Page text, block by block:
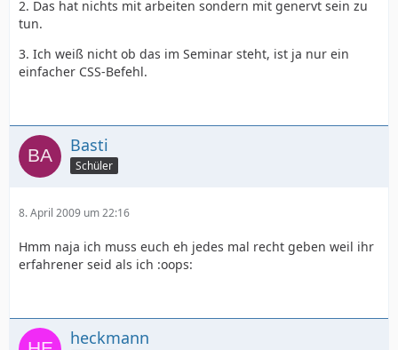
2. Das hat nichts mit arbeiten sondern mit genervt sein zu
tun.
3. Ich weiß nicht ob das im Seminar steht, ist ja nur ein
einfacher CSS-Befehl.
Basti
Schüler
8. April 2009 um 22:16
Hmm naja ich muss euch eh jedes mal recht geben weil ihr
erfahrener seid als ich :oops:
heckmann